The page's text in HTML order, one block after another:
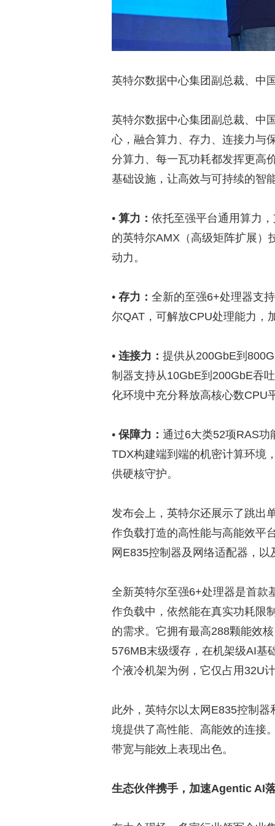
英特尔数据中心集团副总裁、中
英特尔数据中心集团副总裁、中
心，融合算力、存力、连接力与
分算力、每一瓦功耗都发挥更高
基础设施，让高效与可持续的智
• 算力： 依托至强平台通用算力
的英特尔AMX（高级矩阵扩展）
动力。
• 存力： 全新的至强6+处理器支
尔QAT，可解放CPU处理能力，
• 连接力： 提供从200GbE到
制器支持从10GbE到200GbE吞
化环境中充分释放高核心数CPU
• 保障力： 通过6大类52项RAS功
TDX构建端到端的机密计算环境
供硬核守护。
发布会上，英特尔还展示了跳出
作负载打造的高性能与高能效平
网E835控制器及网络适配器，
全新英特尔至强6+处理器是首款
作负载中，依然能在真实功耗限
的需求。它拥有最高288颗能效
576MB末级缓存，在机架级AI基
个液冷机架为例，它仅占用32U
此外，英特尔以太网E835控制
境提供了高性能、高能效的连接
带宽与能效上表现出色。
生态伙伴携手，加速Agentic AI